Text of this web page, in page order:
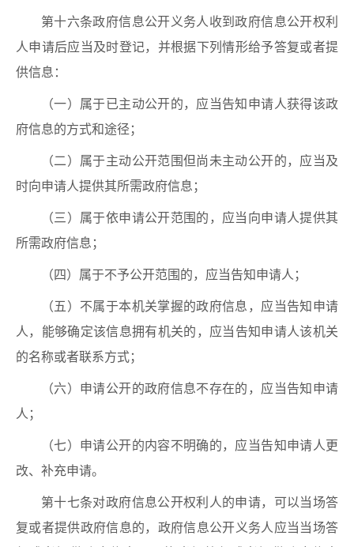
第十六条政府信息公开义务人收到政府信息公开权利
人申请后应当及时登记，并根据下列情形给予答复或者提
供信息：
（一）属于已主动公开的，应当告知申请人获得该政
府信息的方式和途径；
（二）属于主动公开范围但尚未主动公开的，应当及
时向申请人提供其所需政府信息；
（三）属于依申请公开范围的，应当向申请人提供其
所需政府信息；
（四）属于不予公开范围的，应当告知申请人；
（五）不属于本机关掌握的政府信息，应当告知申请
人，能够确定该信息拥有机关的，应当告知申请人该机关
的名称或者联系方式；
（六）申请公开的政府信息不存在的，应当告知申请
人；
（七）申请公开的内容不明确的，应当告知申请人更
改、补充申请。
第十七条对政府信息公开权利人的申请，可以当场答
复或者提供政府信息的，政府信息公开义务人应当当场答